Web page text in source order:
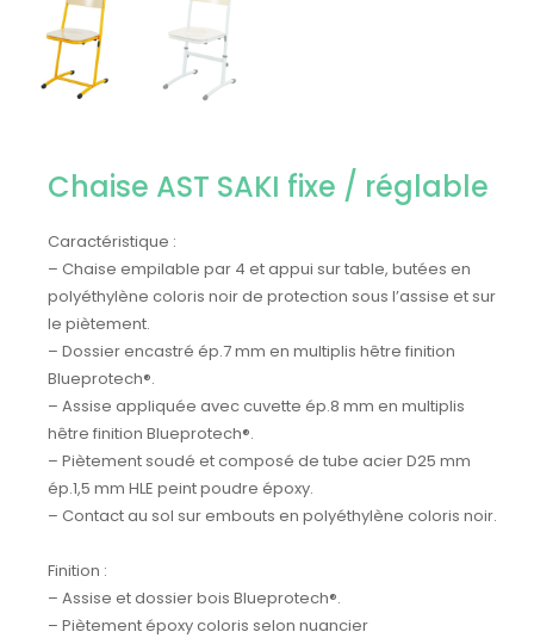
Chaise AST SAKI fixe / réglable
Caractéristique :
– Chaise empilable par 4 et appui sur table, butées en
polyéthylène coloris noir de protection sous l’assise et sur
le piètement.
– Dossier encastré ép.7 mm en multiplis hêtre finition
Blueprotech®.
– Assise appliquée avec cuvette ép.8 mm en multiplis
hêtre finition Blueprotech®.
– Piètement soudé et composé de tube acier D25 mm
ép.1,5 mm HLE peint poudre époxy.
– Contact au sol sur embouts en polyéthylène coloris noir.
Finition :
– Assise et dossier bois Blueprotech®.
– Piètement époxy coloris selon nuancier